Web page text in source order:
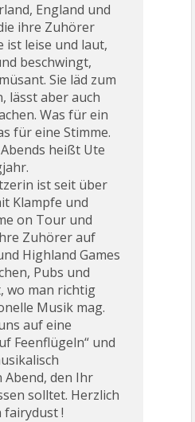
England und
ihre Zuhörer
ist leise und laut,
beschwingt,
Sie läd zum
lässt aber auch
Was für ein
für eine Stimme.
heißt Ute
ist seit über
Klampfe und
on Tour und
Zuhörer auf
Highland Games
Pubs und
wo man richtig
Musik mag.
auf eine
Feenflügeln“ und
Abend, den Ihr
solltet. Herzlich
fairydust !